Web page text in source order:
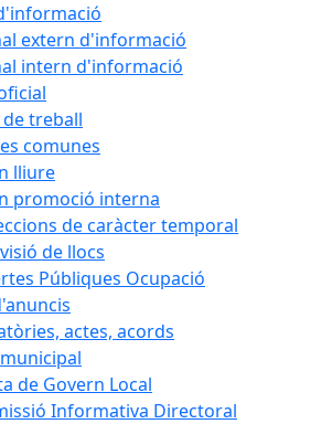
extern d'informació
intern d'informació
treball
comunes
lliure
promoció interna
de caràcter temporal
de llocs
Públiques Ocupació
actes, acords
de Govern Local
Informativa Directoral